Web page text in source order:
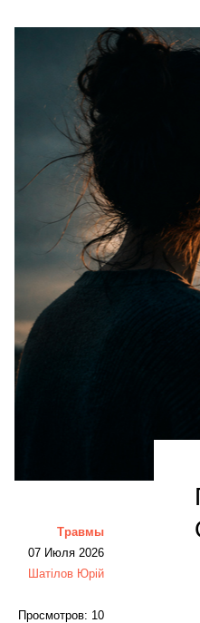
Травмы
07 Июля 2026
Шатілов Юрій
Просмотров: 10